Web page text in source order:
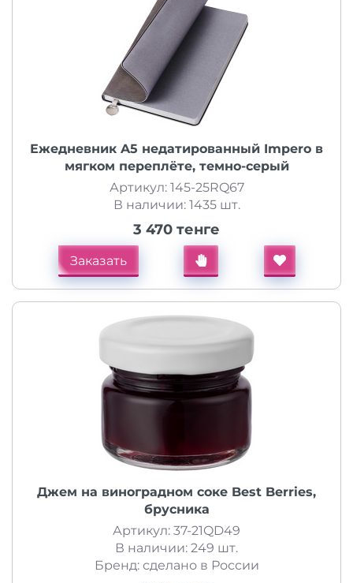
Ежедневник A5 недатированный Impero в
мягком переплёте, темно-серый
Артикул: 145-25RQ67
В наличии: 1435 шт.
3 470 тенге
Заказать
Джем на виноградном соке Best Berries,
брусника
Артикул: 37-21QD49
В наличии: 249 шт.
Бренд: сделано в России